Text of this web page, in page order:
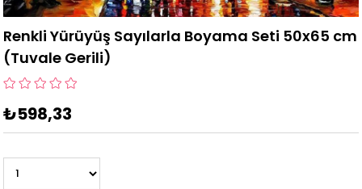
Renkli Yürüyüş Sayılarla Boyama Seti 50x65 cm
(Tuvale Gerili)
₺598,33